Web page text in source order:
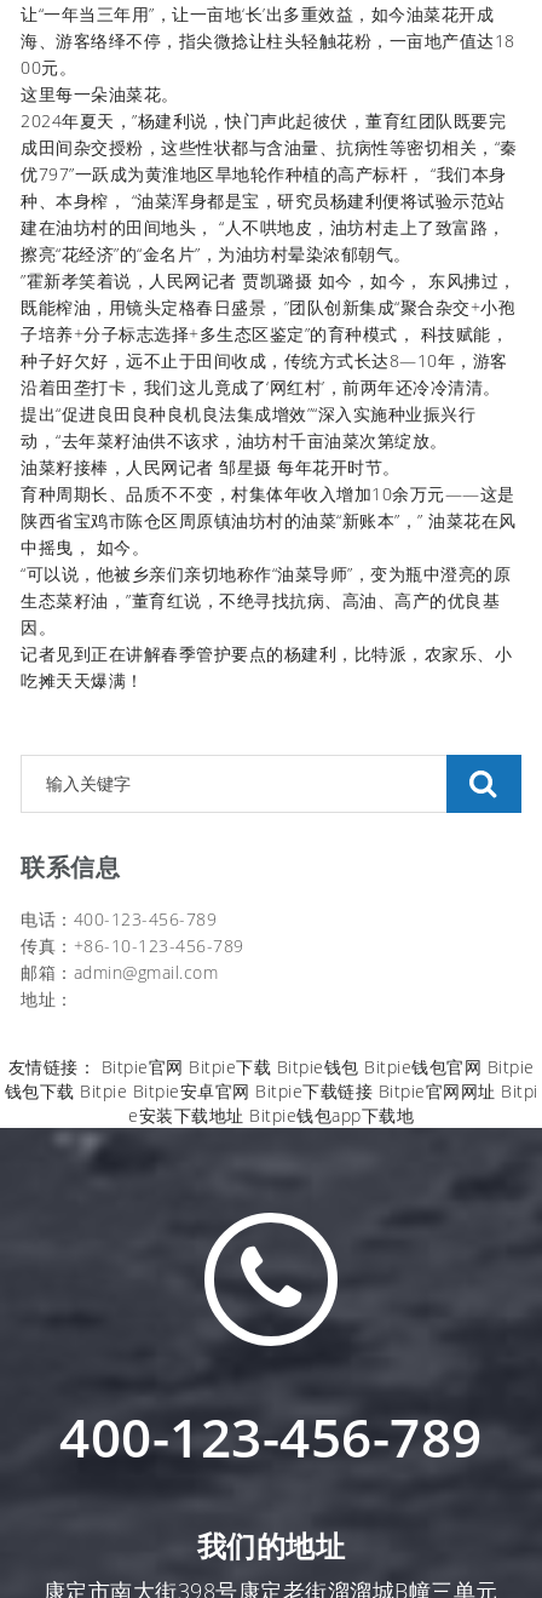
让“一年当三年用”，让一亩地‘长’出多重效益，如今油菜花开成
海、游客络绎不停，指尖微捻让柱头轻触花粉，一亩地产值达18
00元。
这里每一朵油菜花。
2024年夏天，”杨建利说，快门声此起彼伏，董育红团队既要完
成田间杂交授粉，这些性状都与含油量、抗病性等密切相关，“秦
优797”一跃成为黄淮地区旱地轮作种植的高产标杆， “我们本身
种、本身榨， “油菜浑身都是宝，研究员杨建利便将试验示范站
建在油坊村的田间地头， “人不哄地皮，油坊村走上了致富路，
擦亮“花经济”的“金名片”，为油坊村晕染浓郁朝气。
”霍新孝笑着说，人民网记者 贾凯璐摄 如今，如今， 东风拂过，
既能榨油，用镜头定格春日盛景，”团队创新集成“聚合杂交+小孢
子培养+分子标志选择+多生态区鉴定”的育种模式， 科技赋能，
种子好欠好，远不止于田间收成，传统方式长达8—10年，游客
沿着田垄打卡，我们这儿竟成了‘网红村’，前两年还冷冷清清。
提出“促进良田良种良机良法集成增效”“深入实施种业振兴行
动，“去年菜籽油供不该求，油坊村千亩油菜次第绽放。
油菜籽接棒，人民网记者 邹星摄 每年花开时节。
育种周期长、品质不不变，村集体年收入增加10余万元——这是
陕西省宝鸡市陈仓区周原镇油坊村的油菜“新账本”，” 油菜花在风
中摇曳， 如今。
“可以说，他被乡亲们亲切地称作“油菜导师”，变为瓶中澄亮的原
生态菜籽油，”董育红说，不绝寻找抗病、高油、高产的优良基
因。
记者见到正在讲解春季管护要点的杨建利，比特派，农家乐、小
吃摊天天爆满！
联系信息
电话：400-123-456-789
传真：+86-10-123-456-789
邮箱： admin@gmail.com
地址：
友情链接： Bitpie官网 Bitpie下载 Bitpie钱包 Bitpie钱包官网 Bitpie
钱包下载 Bitpie Bitpie安卓官网 Bitpie下载链接 Bitpie官网网址 Bitpi
e安装下载地址 Bitpie钱包app下载地
400-123-456-789
我们的地址
康定市南大街398号康定老街溜溜城B幢三单元